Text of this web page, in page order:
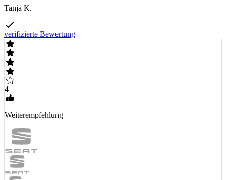
Tanja K.
verifizierte Bewertung
4
Weiterempfehlung